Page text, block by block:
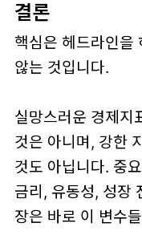
결론
핵심은 헤드라인을
않는 것입니다.
실망스러운 경제지
것은 아니며, 강한
것도 아닙니다. 중
금리, 유동성, 성장
장은 바로 이 변수